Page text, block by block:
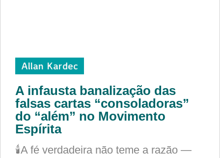
Allan Kardec
A infausta banalização das
falsas cartas “consoladoras”
do “além” no Movimento
Espírita
🕯️A fé verdadeira não teme a razão —